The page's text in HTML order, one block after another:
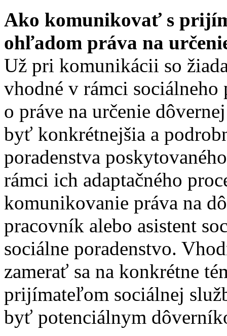
Ako komunikovať s
ohľadom práva na
Už pri komunikácii so
vhodné v rámci
o práve na určenie
byť konkrétnejšia a
poradenstva
rámci ich adaptačného
komunikovanie práva na
pracovník alebo asistent
sociálne poradenstvo.
zamerať sa na konkrétne
prijímateľom sociálnej
byť potenciálnym